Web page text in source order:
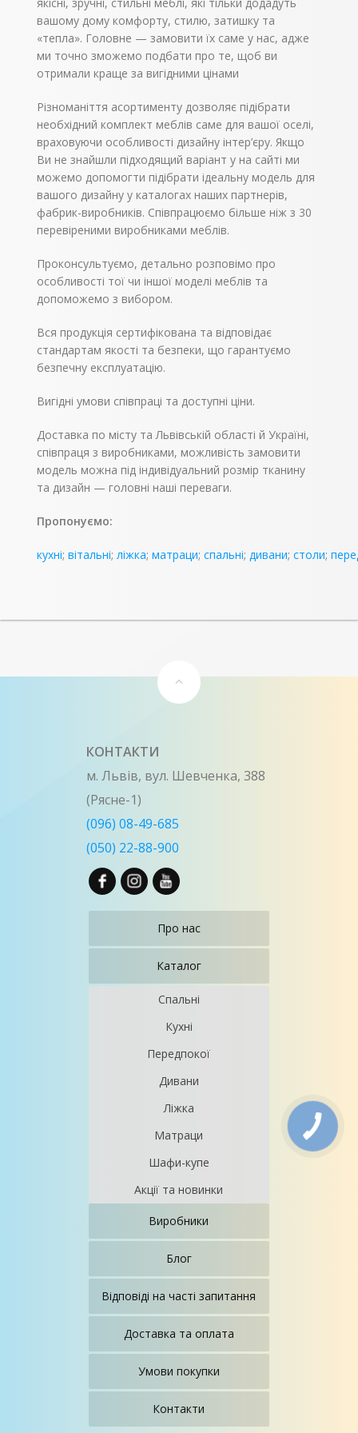
вашому дому комфорту, стилю, затишку та
«тепла». Головне — замовити їх саме у нас, адже
ми точно зможемо подбати про те, щоб ви
отримали краще за вигідними цінами
Різноманіття асортименту дозволяє підібрати
необхідний комплект меблів саме для вашої оселі,
враховуючи особливості дизайну інтер’єру. Якщо
Ви не знайшли підходящий варіант у на сайті ми
можемо допомогти підібрати ідеальну модель для
вашого дизайну у каталогах наших партнерів,
фабрик-виробників. Співпрацюємо більше ніж з 30
перевіреними виробниками меблів.
Проконсультуємо, детально розповімо про
особливості тої чи іншої моделі меблів та
допоможемо з вибором.
Вся продукція сертифікована та відповідає
стандартам якості та безпеки, що гарантуємо
безпечну експлуатацію.
Вигідні умови співпраці та доступні ціни.
Доставка по місту та Львівській області й Україні,
співпраця з виробниками, можливість замовити
модель можна під індивідуальний розмір тканину
та дизайн — головні наші переваги.
Пропонуємо:
кухні;вітальні;ліжка;матраци;спальні;дивани;столи;
КОНТАКТИ
м. Львів, вул. Шевченка, 388
(Рясне-1)
(096) 08-49-685
(050) 22-88-900
Про нас
Каталог
Спальні
Кухні
Передпокої
Дивани
Ліжка
Матраци
Шафи-купе
Акції та новинки
Виробники
Блог
Відповіді на часті запитання
Доставка та оплата
Умови покупки
Контакти